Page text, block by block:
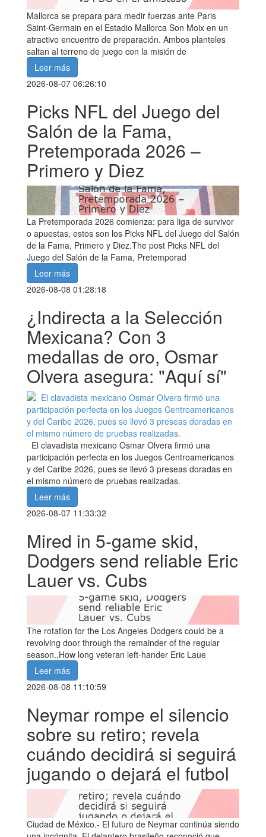
Mallorca se prepara para medir fuerzas ante Paris
Saint-Germain en el Estadio Mallorca Son Moix en un
atractivo encuentro de preparación. Ambos planteles
saltan al terreno de juego con la misión de
Leer más
2026-08-07 06:26:10
Picks NFL del Juego del
Salón de la Fama,
Pretemporada 2026 –
Primero y Diez
La Pretemporada 2026 comienza: para liga de survivor
o apuestas, estos son los Picks NFL del Juego del Salón
de la Fama, Primero y Diez.The post Picks NFL del
Juego del Salón de la Fama, Pretemporad
Leer más
2026-08-08 01:28:18
¿Indirecta a la Selección
Mexicana? Con 3
medallas de oro, Osmar
Olvera asegura: "Aquí sí"
El clavadista mexicano Osmar Olvera firmó una
participación perfecta en los Juegos Centroamericanos
y del Caribe 2026, pues se llevó 3 preseas doradas en
el mismo número de pruebas realizadas.
Leer más
2026-08-07 11:33:32
Mired in 5-game skid,
Dodgers send reliable Eric
Lauer vs. Cubs
The rotation for the Los Angeles Dodgers could be a
revolving door through the remainder of the regular
season.,How long veteran left-hander Eric Laue
Leer más
2026-08-08 11:10:59
Neymar rompe el silencio
sobre su retiro; revela
cuándo decidirá si seguirá
jugando o dejará el futbol
Ciudad de México.- El futuro de Neymar continúa siendo